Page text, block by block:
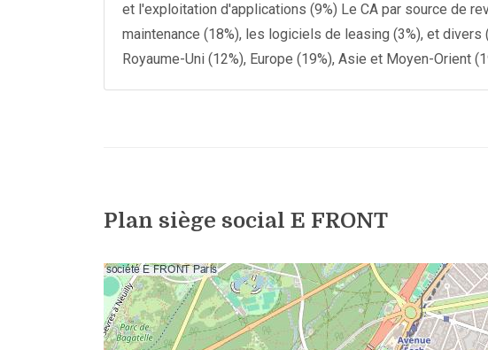
et l'exploitation d'applications (9%) Le CA par source de
maintenance (18%), les logiciels de leasing (3%), et
Royaume-Uni (12%), Europe (19%), Asie et Moyen-Orient
Plan siège social E FRONT